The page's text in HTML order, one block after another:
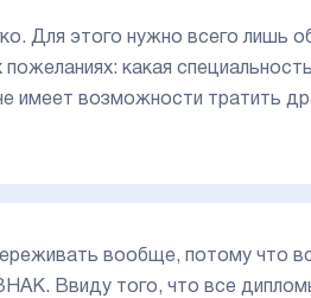
Для этого нужно всего лишь
какая
имеет возможности тратить
вообще, потому что
Ввиду того, что все